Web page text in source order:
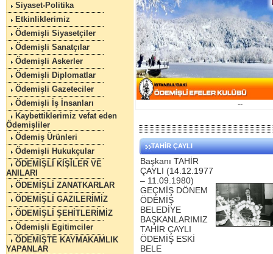
Siyaset-Politika
Etkinliklerimiz
Ödemişli Siyasetçiler
Ödemişli Sanatçılar
Ödemişli Askerler
Ödemişli Diplomatlar
Ödemişli Gazeteciler
Ödemişli İş İnsanları
Kaybettiklerimiz vefat eden
Ödemişliler
Ödemiş Ürünleri
Ödemişli Hukukçular
ÖDEMİŞLİ KİŞİLER VE
ANILARI
ÖDEMİŞLİ ZANATKARLAR
ÖDEMİŞLİ GAZILERİMİZ
ÖDEMİŞLİ ŞEHİTLERİMİZ
Ödemişli Egitimciler
ÖDEMİŞTE KAYMAKAMLIK
YAPANLAR
--
TAHİR ÇAYLI
Başkanı TAHİR
ÇAYLI (14.12.1977
– 11.09.1980)
GEÇMİŞ DÖNEM
ÖDEMİŞ
BELEDİYE
BAŞKANLARIMIZ
TAHİR ÇAYLI
ÖDEMİŞ ESKİ
BELE